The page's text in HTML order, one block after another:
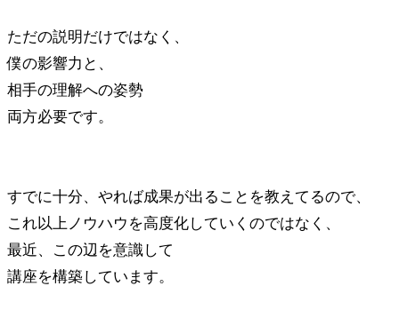
ただの説明だけではなく、
僕の影響力と、
相手の理解への姿勢
両方必要です。
すでに十分、やれば成果が出ることを教えてるので、
これ以上ノウハウを高度化していくのではなく、
最近、この辺を意識して
講座を構築しています。